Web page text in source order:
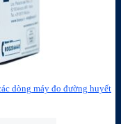
dòng máy đo đường huyết